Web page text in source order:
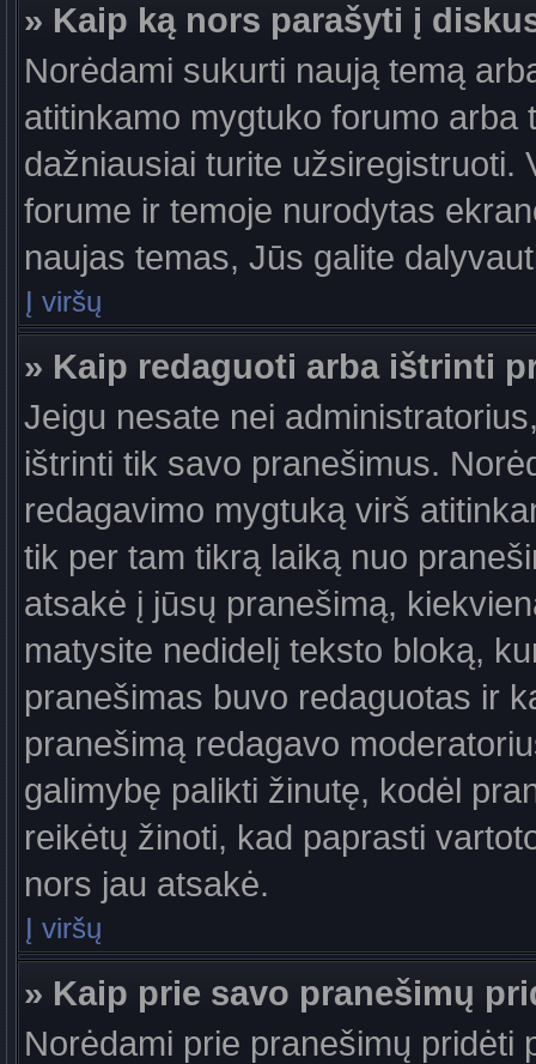
» Kaip ką nors parašyti į
Norėdami sukurti naują temą
atitinkamo mygtuko forumo
dažniausiai turite užsiregistruoti.
forume ir temoje nurodytas
naujas temas, Jūs galite
Į viršų
» Kaip redaguoti arba ištrinti
Jeigu nesate nei
ištrinti tik savo pranešimus.
redagavimo mygtuką virš
tik per tam tikrą laiką nuo
atsakė į jūsų pranešimą,
matysite nedidelį teksto bloką,
pranešimas buvo redaguotas ir
pranešimą redagavo
galimybę palikti žinutę, kodėl
reikėtų žinoti, kad paprasti
nors jau atsakė.
Į viršų
» Kaip prie savo pranešimų
Norėdami prie pranešimų pridėti